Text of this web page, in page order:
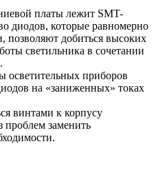
платы лежит SMT-
диодов, которые равномерно
позволяют добиться высоких
светильника в сочетании
приборов
на «заниженных» токах
винтами к корпусу
проблем заменить